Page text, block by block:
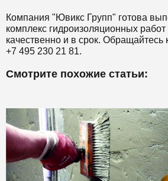
Компания "Ювикс Групп" готова
комплекс гидроизоляционных работ
качественно и в срок. Обращайтесь
+7 495 230 21 81.
Смотрите похожие статьи: